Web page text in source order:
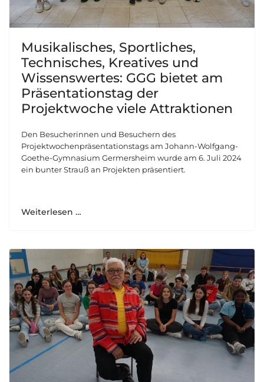
Musikalisches, Sportliches,
Technisches, Kreatives und
Wissenswertes: GGG bietet am
Präsentationstag der
Projektwoche viele Attraktionen
Den Besucherinnen und Besuchern des
Projektwochenpräsentationstags am Johann-Wolfgang-
Goethe-Gymnasium Germersheim wurde am 6. Juli 2024
ein bunter Strauß an Projekten präsentiert.
Weiterlesen …